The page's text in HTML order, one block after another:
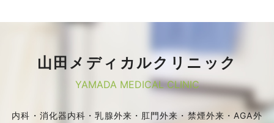
山田メディカルクリニック
YAMADA MEDICAL CLINIC
内科・消化器内科・乳腺外来・肛門外来・禁煙外来・AGA外